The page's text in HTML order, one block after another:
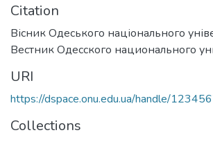
Citation
Вісник Одеського національного
Вестник Одесского национального
URI
https://dspace.onu.edu.ua/handle/
Collections